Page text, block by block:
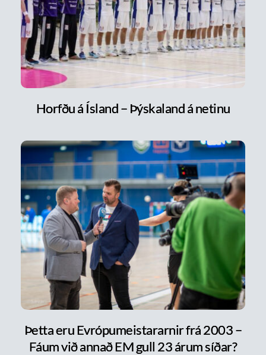
Horfðu á Ísland – Þýskaland á netinu
Þetta eru Evrópumeistararnir frá 2003 –
Fáum við annað EM gull 23 árum síðar?